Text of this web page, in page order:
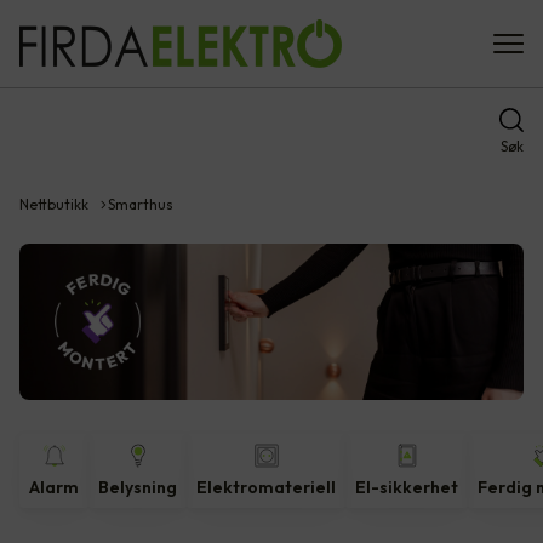
Søk
Nettbutikk Smarthus
Alarm Belysning Elektromateriell El-sikkerhet Ferdig